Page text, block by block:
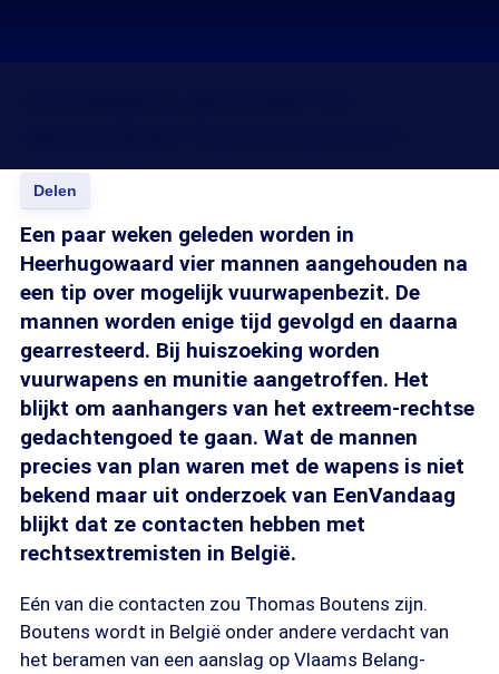
Delen
Een paar weken geleden worden in
Heerhugowaard vier mannen aangehouden na
een tip over mogelijk vuurwapenbezit. De
mannen worden enige tijd gevolgd en daarna
gearresteerd. Bij huiszoeking worden
vuurwapens en munitie aangetroffen. Het
blijkt om aanhangers van het extreem-rechtse
gedachtengoed te gaan. Wat de mannen
precies van plan waren met de wapens is niet
bekend maar uit onderzoek van EenVandaag
blijkt dat ze contacten hebben met
rechtsextremisten in België.
Eén van die contacten zou Thomas Boutens zijn.
Boutens wordt in België onder andere verdacht van
het beramen van een aanslag op Vlaams Belang-